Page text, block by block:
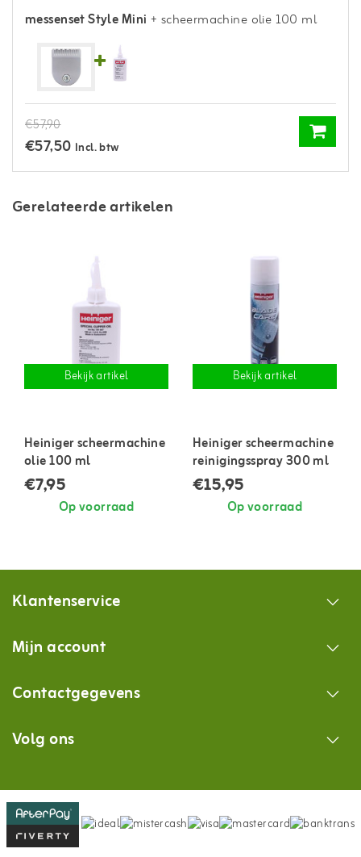
messenset Style Mini + scheermachine olie 100 ml
€57,90
€57,50 Incl. btw
Gerelateerde artikelen
Bekijk artikel
Heiniger scheermachine
olie 100 ml
€7,95
Op voorraad
Bekijk artikel
Heiniger scheermachine
reinigingsspray 300 ml
€15,95
Op voorraad
Klantenservice
Mijn account
Contactgegevens
Volg ons